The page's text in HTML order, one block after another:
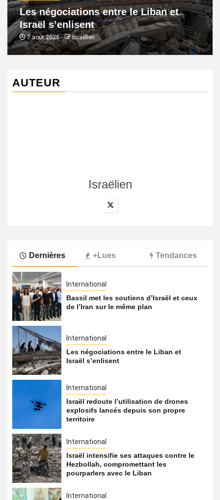
Les négociations entre le Liban et
Israël s’enlisent
7 août 2026 Israëlien
AUTEUR
Israëlien
Dernières +Lues Tendances
International
Bassil met les soutiens d’Israël et ceux
de l’Iran sur le même plan
International
Les négociations entre le Liban et
Israël s’enlisent
International
Israël redoute l’utilisation de drones
explosifs lancés depuis son propre
territoire
International
Israël intensifie ses attaques contre le
Hezbollah, compromettant les
pourparlers avec le Liban
International